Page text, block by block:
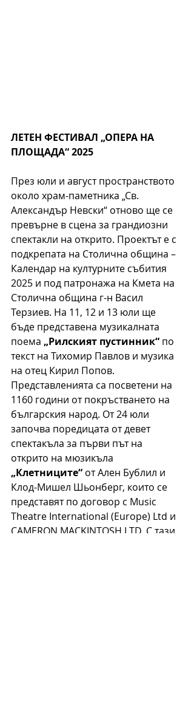
ЛЕТЕН ФЕСТИВАЛ „ОПЕРА НА
ПЛОЩАДА“ 2025
През юли и август пространството
около храм-паметника „Св.
Александър Невски“ отново ще се
превърне в сцена за грандиозни
спектакли на открито. Проектът е с
подкрепата на Столична община –
Календар на културните събития
2025 и под патронажа на Кмета на
Столична община г-н Васил
Терзиев. На 11, 12 и 13 юли ще
бъде представена музикалната
поема „Рилският пустинник“ по
текст на Тихомир Павлов и музика
на отец Кирил Попов.
Представленията са посветени на
1160 години от покръстването на
българския народ. От 24 юли
започва поредицата от девет
спектакъла за първи път на
открито на мюзикъла
„Клетниците“ от Ален Бублил и
Клод-Мишел Шьонберг, които се
представят по договор с Music
Theatre International (Europe) Ltd и
CAMERON MACKINTOSH LTD. С тази